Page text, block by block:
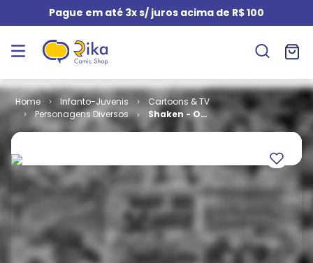
Pague em até 3x s/ juros acima de R$ 100
Infanto-Juvenis
Cartoons & TV
Personagens Diversos
Shaken - O